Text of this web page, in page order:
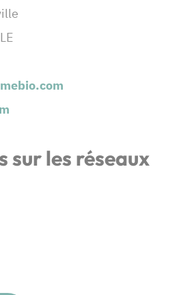
sur les réseaux